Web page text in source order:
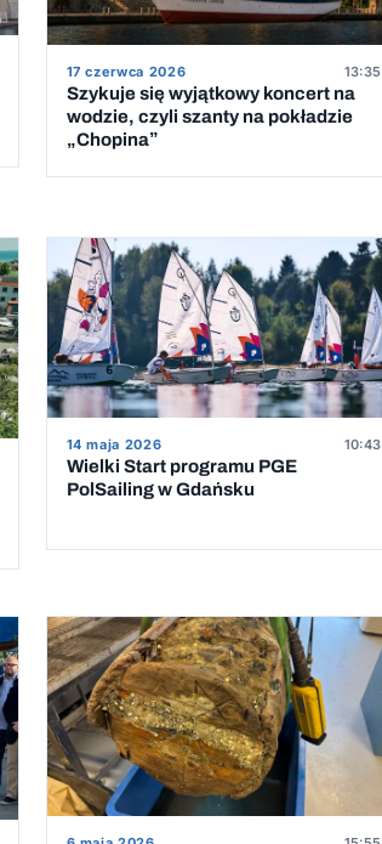
17 czerwca 2026 13:35
Szykuje się wyjątkowy koncert na
wodzie, czyli szanty na pokładzie
„Chopina”
14 maja 2026 10:43
Wielki Start programu PGE
PolSailing w Gdańsku